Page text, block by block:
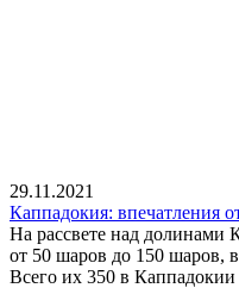
29.11.2021
Каппадокия: впечатления
На рассвете над долинами
от 50 шаров до 150 шаров,
Всего их 350 в